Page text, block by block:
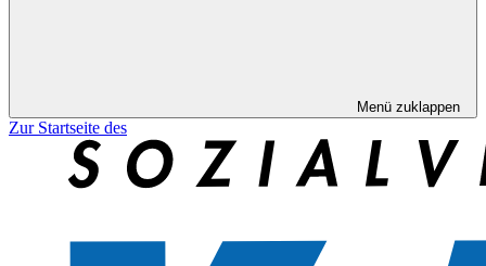
Menü zuklappen
Zur Startseite des